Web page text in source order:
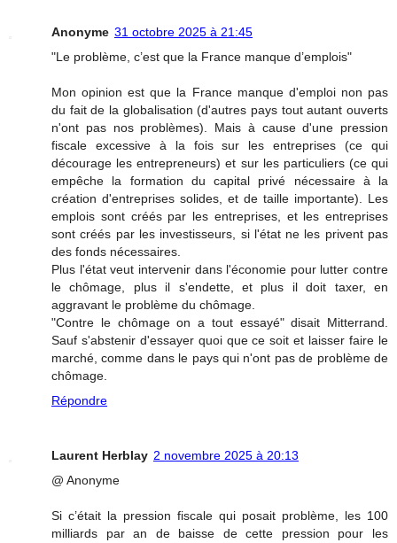
Anonyme 31 octobre 2025 à 21:45
"Le problème, c’est que la France manque d’emplois"
Mon opinion est que la France manque d'emploi non pas
du fait de la globalisation (d'autres pays tout autant ouverts
n'ont pas nos problèmes). Mais à cause d'une pression
fiscale excessive à la fois sur les entreprises (ce qui
décourage les entrepreneurs) et sur les particuliers (ce qui
empêche la formation du capital privé nécessaire à la
création d'entreprises solides, et de taille importante). Les
emplois sont créés par les entreprises, et les entreprises
sont créés par les investisseurs, si l'état ne les privent pas
des fonds nécessaires.
Plus l'état veut intervenir dans l'économie pour lutter contre
le chômage, plus il s'endette, et plus il doit taxer, en
aggravant le problème du chômage.
"Contre le chômage on a tout essayé" disait Mitterrand.
Sauf s'abstenir d'essayer quoi que ce soit et laisser faire le
marché, comme dans le pays qui n'ont pas de problème de
chômage.
Répondre
Laurent Herblay 2 novembre 2025 à 20:13
@ Anonyme
Si c’était la pression fiscale qui posait problème, les 100
milliards par an de baisse de cette pression pour les